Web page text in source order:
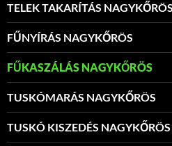
TELEK TAKARÍTÁS NAGYKŐRÖS
FŰNYÍRÁS NAGYKŐRÖS
FŰKASZÁLÁS NAGYKŐRÖS
TUSKÓMARÁS NAGYKŐRÖS
TUSKÓ KISZEDÉS NAGYKŐRÖS